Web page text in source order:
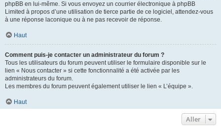
phpBB en lui-même. Si vous envoyez un courrier électronique à phpBB
Limited à propos d’une utilisation de tierce partie de ce logiciel, attendez-vous
à une réponse laconique ou à ne pas recevoir de réponse.
Haut
Comment puis-je contacter un administrateur du forum ?
Tous les utilisateurs du forum peuvent utiliser le formulaire disponible sur le
lien « Nous contacter » si cette fonctionnalité a été activée par les
administrateurs du forum.
Les membres du forum peuvent également utiliser le lien « L’équipe ».
Haut
Aller